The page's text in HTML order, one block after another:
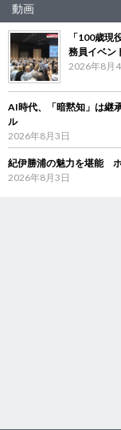
動画
「100歳
務員イベン
2026年8月
AI時代、「暗黙知」は継
ル
2026年8月3日
紀伊勝浦の魅力を堪能
2026年8月3日